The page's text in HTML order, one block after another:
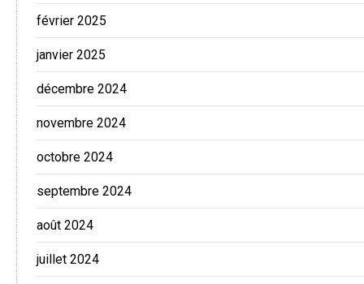
février 2025
janvier 2025
décembre 2024
novembre 2024
octobre 2024
septembre 2024
août 2024
juillet 2024